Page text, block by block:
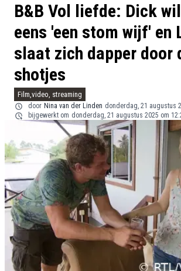
B&B Vol liefde: Dick
eens 'een stom wijf' en
slaat zich dapper door
shotjes
Film,video, streaming
door Nina van der Linden donderdag, 21 augustus
bijgewerkt om donderdag, 21 augustus 2025 om